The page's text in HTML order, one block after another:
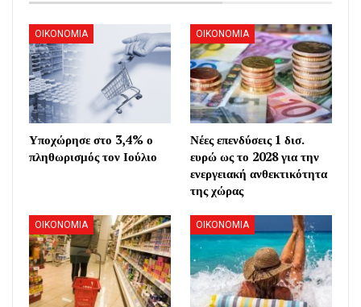
ΟΙΚΟΝΟΜΙΑ
Υποχώρησε στο 3,4% ο
πληθωρισμός τον Ιούλιο
ΟΙΚΟΝΟΜΙΑ
Νέες επενδύσεις 1 δισ.
ευρώ ως το 2028 για την
ενεργειακή ανθεκτικότητα
της χώρας
ΟΙΚΟΝΟΜΙΑ ΟΙΚΟΝΟΜΙΑ